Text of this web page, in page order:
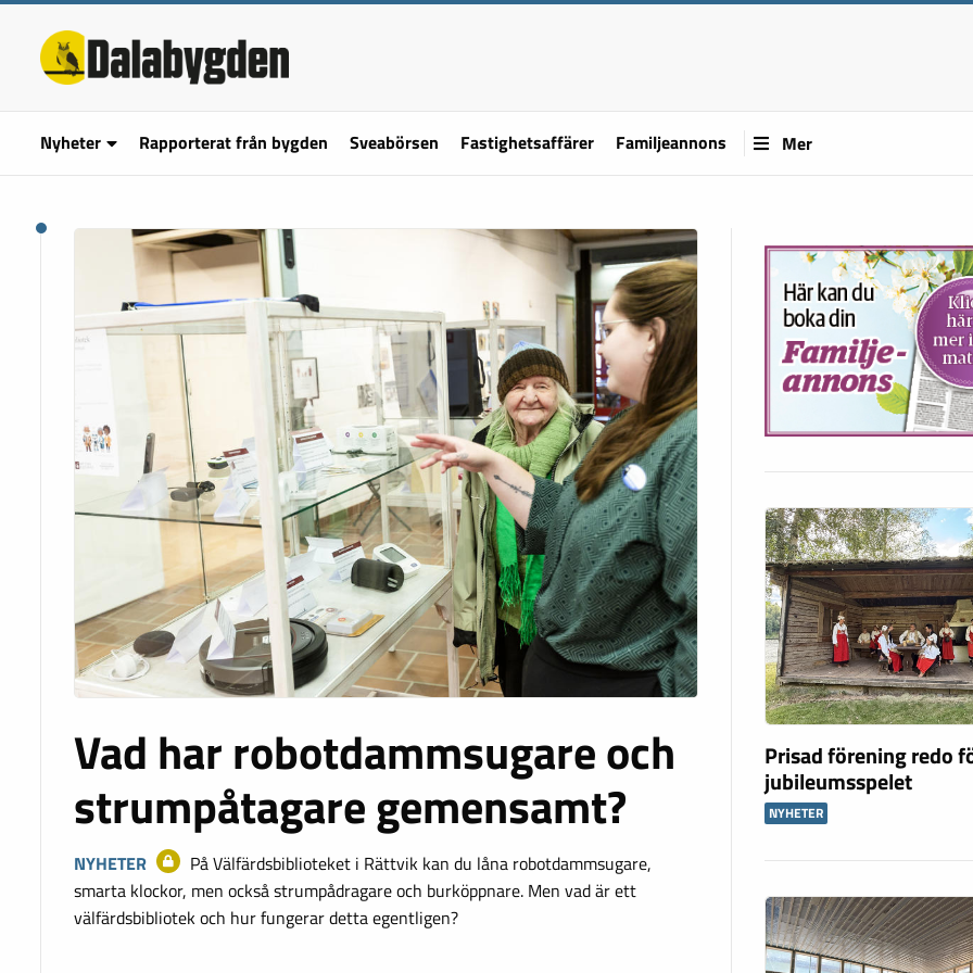
Nyheter Rapporterat från bygden Sveabörsen Fastighetsaffärer Familjeannons Mer
Vad har robotdammsugare och
strumpåtagare gemensamt?
NYHETER
På Välfärdsbiblioteket i Rättvik kan du låna robotdammsugare,
smarta klockor, men också strumpådragare och burköppnare. Men vad är ett
välfärdsbibliotek och hur fungerar detta egentligen?
Prisad förening redo
jubileumsspelet
NYHETER